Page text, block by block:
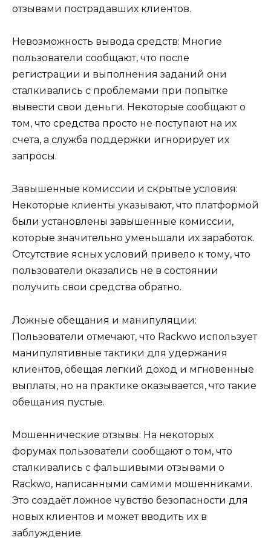
отзывами пострадавших клиентов.
Невозможность вывода средств: Многие
пользователи сообщают, что после
регистрации и выполнения заданий они
сталкивались с проблемами при попытке
вывести свои деньги. Некоторые сообщают о
том, что средства просто не поступают на их
счета, а служба поддержки игнорирует их
запросы.
Завышенные комиссии и скрытые условия:
Некоторые клиенты указывают, что платформой
были установлены завышенные комиссии,
которые значительно уменьшали их заработок.
Отсутствие ясных условий привело к тому, что
пользователи оказались не в состоянии
получить свои средства обратно.
Ложные обещания и манипуляции:
Пользователи отмечают, что Rackwo использует
манипулятивные тактики для удержания
клиентов, обещая легкий доход и мгновенные
выплаты, но на практике оказывается, что такие
обещания пустые.
Мошеннические отзывы: На некоторых
форумах пользователи сообщают о том, что
сталкивались с фальшивыми отзывами о
Rackwo, написанными самими мошенниками.
Это создаёт ложное чувство безопасности для
новых клиентов и может вводить их в
заблуждение.